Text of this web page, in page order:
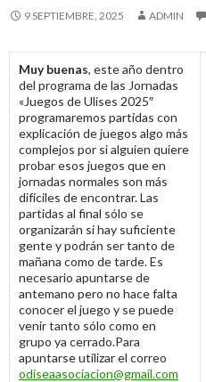
9 SEPTIEMBRE, 2025 ADMIN
Muy buenas, este año dentro
del programa de las Jornadas
«Juegos de Ulises 2025″
programaremos partidas con
explicación de juegos algo más
complejos por si alguien quiere
probar esos juegos que en
jornadas normales son más
difíciles de encontrar. Las
partidas al final sólo se
organizarán si hay suficiente
gente y podrán ser tanto de
mañana como de tarde. Es
necesario apuntarse de
antemano pero no hace falta
conocer el juego y se puede
venir tanto sólo como en
grupo ya cerrado.Para
apuntarse utilizar el correo
odiseaasociacion@gmail.com